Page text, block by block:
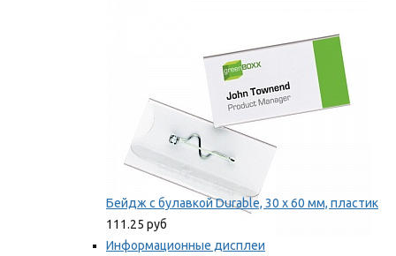
Бейдж с булавкой Durable, 30 х 60 мм, пластик
111.25 руб
Информационные дисплеи